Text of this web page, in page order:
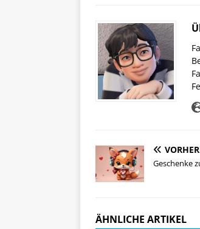
Geschenke
ÄHNLICHE ARTIKEL